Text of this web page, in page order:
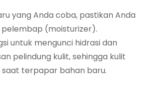
yang Anda coba, pastikan Anda
(moisturizer).
untuk mengunci hidrasi dan
pelindung kulit, sehingga kulit
saat terpapar bahan baru.